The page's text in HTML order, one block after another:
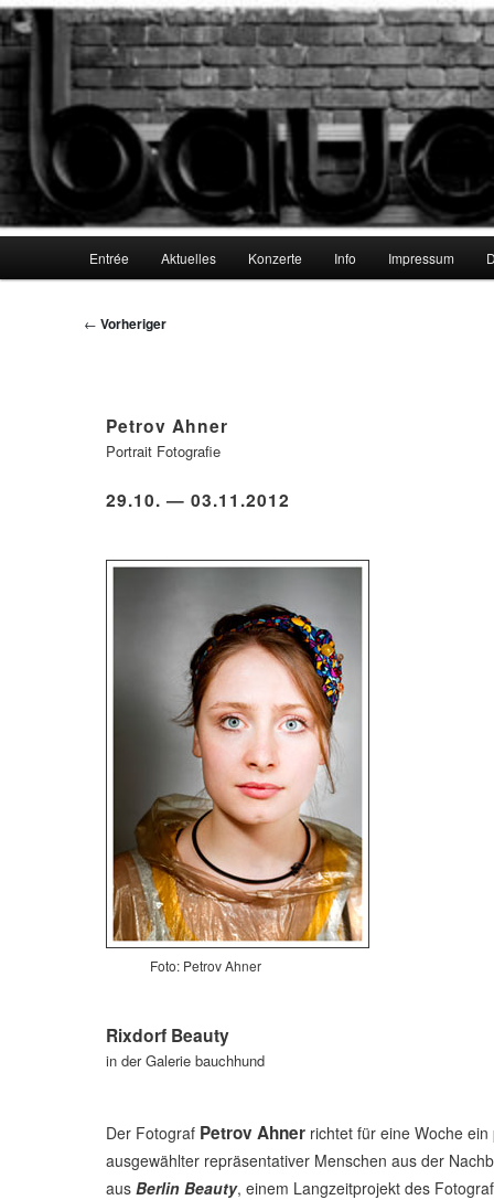
Zum
primären
Inhalt
Galerie bauchhund
Galerie und Jazzkeller
Entrée Aktuelles Konzerte Info Impressum
Beitragsnavigation
← Vorheriger
Petrov Ahner
Portrait Fotografie
29.10. — 03.11.2012
Foto: Petrov Ahner
Rixdorf Beauty
in der Galerie bauchhund
Der Fotograf Petrov Ahner richtet für eine Woche
ausgewählter repräsentativer Menschen aus der
aus Berlin Beauty, einem Langzeitprojekt des